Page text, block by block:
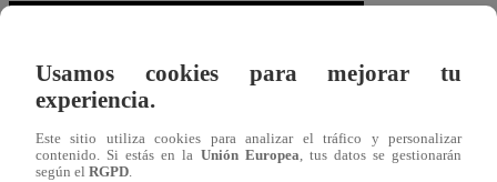
Usamos cookies para mejorar tu
experiencia.
Este sitio utiliza cookies para analizar el tráfico y personalizar
contenido. Si estás en la Unión Europea, tus datos se gestionarán
según el RGPD.